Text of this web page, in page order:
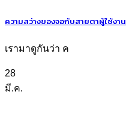
ความสว่างของจอกับสายตาผู้ใช้งาน
เรามาดูกันว่า ค
28
มี.ค.